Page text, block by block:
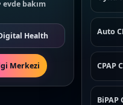
bakım
Health
Merkezi
Auto
CPAP
BiPAP